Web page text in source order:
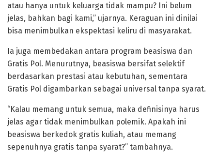
atau hanya untuk keluarga tidak mampu? Ini belum
jelas, bahkan bagi kami,” ujarnya. Keraguan ini dinilai
bisa menimbulkan ekspektasi keliru di masyarakat.
Ia juga membedakan antara program beasiswa dan
Gratis Pol. Menurutnya, beasiswa bersifat selektif
berdasarkan prestasi atau kebutuhan, sementara
Gratis Pol digambarkan sebagai universal tanpa syarat.
“Kalau memang untuk semua, maka definisinya harus
jelas agar tidak menimbulkan polemik. Apakah ini
beasiswa berkedok gratis kuliah, atau memang
sepenuhnya gratis tanpa syarat?” tambahnya.